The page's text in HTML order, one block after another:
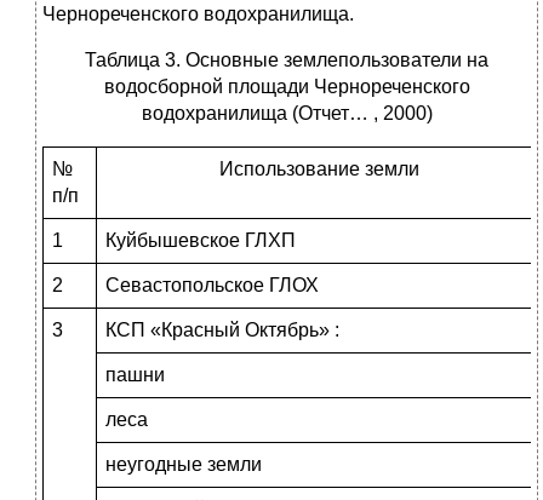
Чернореченского водохранилища.
Таблица 3. Основные землепользователи на
водосборной площади Чернореченского
водохранилища (Отчет… , 2000)
№
п/п
Использование земли
1 Куйбышевское ГЛХП
2 Севастопольское ГЛОХ
3 КСП «Красный Октябрь» :
пашни
леса
неугодные земли